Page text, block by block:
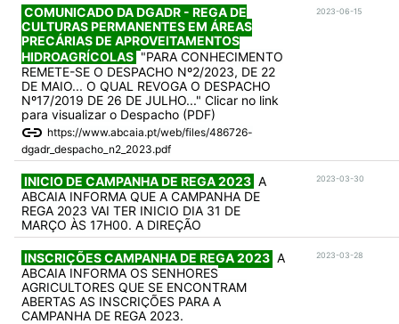
COMUNICADO DA DGADR - REGA DE
CULTURAS PERMANENTES EM ÁREAS
PRECÁRIAS DE APROVEITAMENTOS
HIDROAGRÍCOLAS "PARA CONHECIMENTO
REMETE-SE O DESPACHO Nº2/2023, DE 22
DE MAIO... O QUAL REVOGA O DESPACHO
Nº17/2019 DE 26 DE JULHO..." Clicar no link
para visualizar o Despacho (PDF)
https://www.abcaia.pt/web/files/486726-
dgadr_despacho_n2_2023.pdf
2023-06-15
INICIO DE CAMPANHA DE REGA 2023 A
ABCAIA INFORMA QUE A CAMPANHA DE
REGA 2023 VAI TER INICIO DIA 31 DE
MARÇO ÀS 17H00. A DIREÇÃO
2023-03-30
INSCRIÇÕES CAMPANHA DE REGA 2023 A
ABCAIA INFORMA OS SENHORES
AGRICULTORES QUE SE ENCONTRAM
ABERTAS AS INSCRIÇÕES PARA A
CAMPANHA DE REGA 2023.
2023-03-28